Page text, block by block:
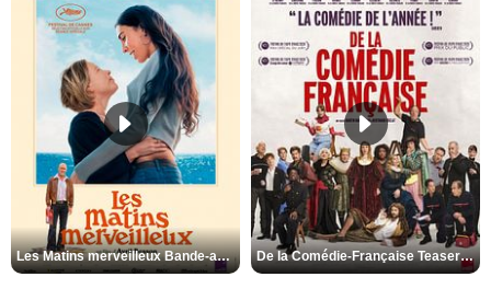
Les Matins merveilleux Bande-annonce VF De la Comédie-Française Teaser VF